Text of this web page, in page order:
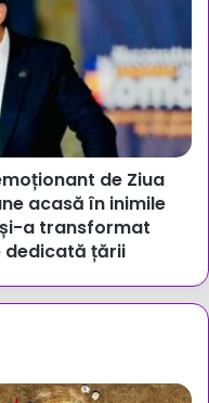
de Ziua
acasă în inimile
a transformat
dedicată țării